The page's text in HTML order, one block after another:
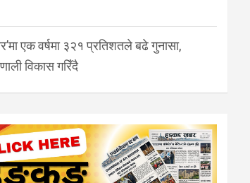
एक वर्षमा ३२१ प्रतिशतले बढे गुनासा,
विकास गरिँदै